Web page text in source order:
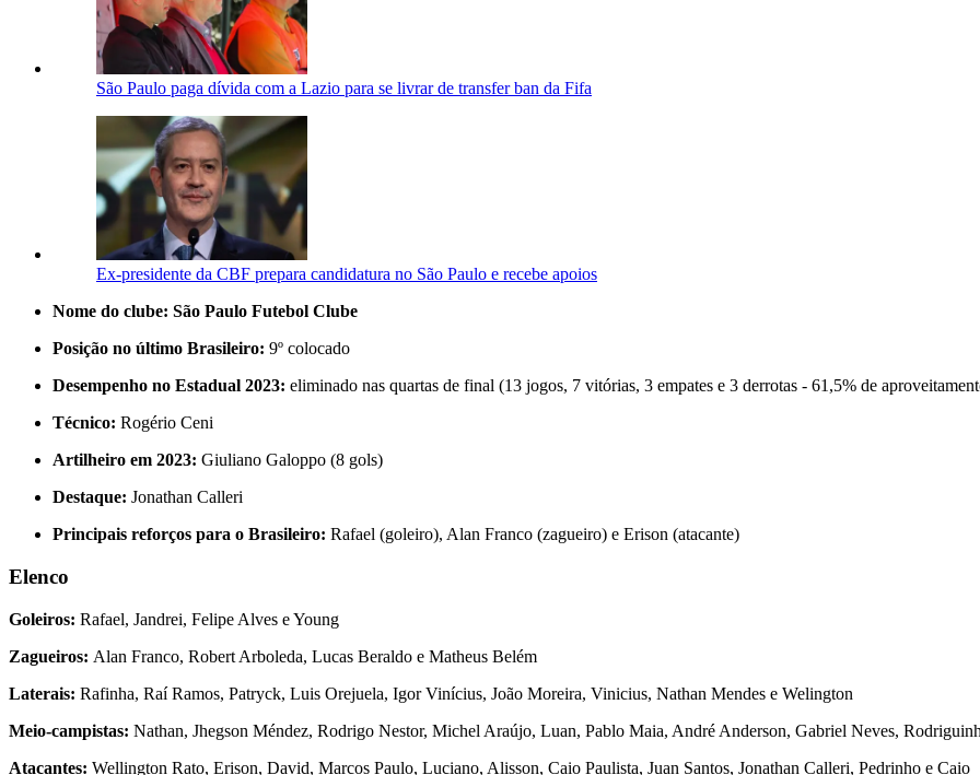
São Paulo paga dívida com a Lazio para se livrar de transfer ban da Fifa
Ex-presidente da CBF prepara candidatura no São Paulo e recebe apoios
Nome do clube: São Paulo Futebol Clube
Posição no último Brasileiro: 9º colocado
Desempenho no Estadual 2023: eliminado nas quartas de final (13 jogos, 7 vitórias, 3 empates e 3 derrotas - 61,5% de
Técnico: Rogério Ceni
Artilheiro em 2023: Giuliano Galoppo (8 gols)
Destaque: Jonathan Calleri
Principais reforços para o Brasileiro: Rafael (goleiro), Alan Franco (zagueiro) e Erison (atacante)
Elenco
Goleiros: Rafael, Jandrei, Felipe Alves e Young
Zagueiros: Alan Franco, Robert Arboleda, Lucas Beraldo e Matheus Belém
Laterais: Rafinha, Raí Ramos, Patryck, Luis Orejuela, Igor Vinícius, João Moreira, Vinicius, Nathan Mendes e Welington
Meio-campistas: Nathan, Jhegson Méndez, Rodrigo Nestor, Michel Araújo, Luan, Pablo Maia, André Anderson, Gabriel Neves,
Atacantes: Wellington Rato, Erison, David, Marcos Paulo, Luciano, Alisson, Caio Paulista, Juan Santos, Jonathan Calleri, Pedrinho e Caio